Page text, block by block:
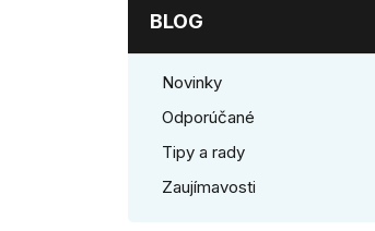
BLOG
Novinky
Odporúčané
Tipy a rady
Zaujímavosti